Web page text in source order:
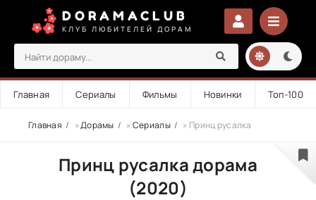
DORAMACLUB
КЛУБ ЛЮБИТЕЛЕЙ ДОРАМ
Главная Сериалы Фильмы Новинки Топ-100
Главная »Дорамы » Сериалы » Принц русалка
Принц русалка дорама
(2020)